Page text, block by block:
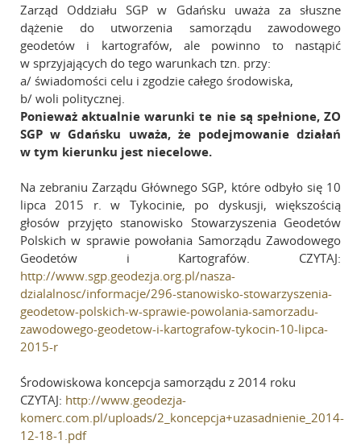
Szkolenia
Zarząd Główny
Linki
Zarząd Oddziału SGP w Gdańsku uważa za słuszne
dążenie do utworzenia samorządu zawodowego
geodetów i kartografów, ale powinno to nastąpić
w sprzyjających do tego warunkach tzn. przy:
a/ świadomości celu i zgodzie całego środowiska,
b/ woli politycznej.
Ponieważ aktualnie warunki te nie są spełnione, ZO
SGP w Gdańsku uważa, że podejmowanie działań
w tym kierunku jest niecelowe.
Na zebraniu Zarządu Głównego SGP, które odbyło się 10
lipca 2015 r. w Tykocinie, po dyskusji, większością
głosów przyjęto stanowisko Stowarzyszenia Geodetów
Polskich w sprawie powołania Samorządu Zawodowego
Geodetów i Kartografów. CZYTAJ:
http://www.sgp.geodezja.org.pl/nasza-
dzialalnosc/informacje/296-stanowisko-stowarzyszenia-
geodetow-polskich-w-sprawie-powolania-samorzadu-
zawodowego-geodetow-i-kartografow-tykocin-10-lipca-
2015-r
Środowiskowa koncepcja samorządu z 2014 roku
CZYTAJ: http://www.geodezja-
komerc.com.pl/uploads/2_koncepcja+uzasadnienie_2014-
12-18-1.pdf